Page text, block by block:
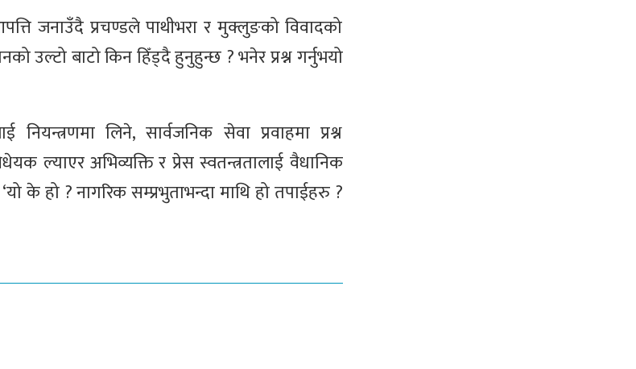
जनाउँदै प्रचण्डले पाथीभरा र मुक्लुङको विवादको
उल्टो बाटो किन हिँड्दै हुनुहुन्छ ? भनेर प्रश्न गर्नुभयो
लिने, सार्वजनिक सेवा प्रवाहमा प्रश्न
ल्याएर अभिव्यक्ति र प्रेस स्वतन्त्रतालाई वैधानिक
के हो ? नागरिक सम्प्रभुताभन्दा माथि हो तपाईहरु ?